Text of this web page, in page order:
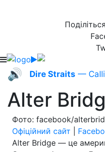
🔊 Dire Straits —
Alter
Фото: facebook/
Офіційний сайт
Alter Bridge — це